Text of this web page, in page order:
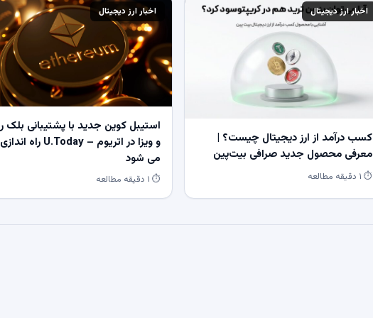
اخبار ارز دیجیتال
کسب درآمد از ارز دیجیتال چیست؟ |
معرفی محصول جدید صرافی بیت‌پین
⏱ ۱ دقیقه مطالعه
اخبار ارز دیجیتال
استیبل کوین جدید با پشتیبانی بلک
و ویزا در اتریوم – U.Today راه اندازی
می شود
⏱ ۱ دقیقه مطالعه